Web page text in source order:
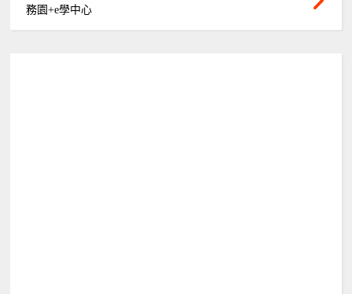
務園+e學中心